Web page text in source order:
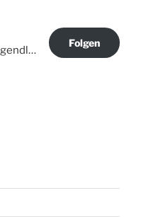
@irgendlink.de@irgendlink.de
Folgen